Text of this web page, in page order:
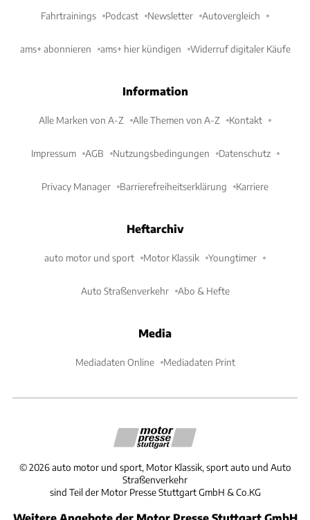
Fahrtrainings Podcast Newsletter Autovergleich
ams+ abonnieren ams+ hier kündigen Widerruf digitaler Käufe
Information
Alle Marken von A-Z Alle Themen von A-Z Kontakt
Impressum AGB Nutzungsbedingungen Datenschutz
Privacy Manager Barrierefreiheitserklärung Karriere
Heftarchiv
auto motor und sport Motor Klassik Youngtimer
Auto Straßenverkehr Abo & Hefte
Media
Mediadaten Online Mediadaten Print
©2026 auto motor und sport, Motor Klassik, sport auto und Auto
Straßenverkehr
sind Teil der Motor Presse Stuttgart GmbH & Co.KG
Weitere Angebote der Motor Presse Stuttgart GmbH